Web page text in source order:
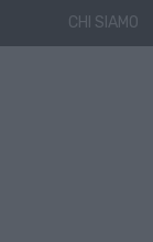
CHI SIAMO